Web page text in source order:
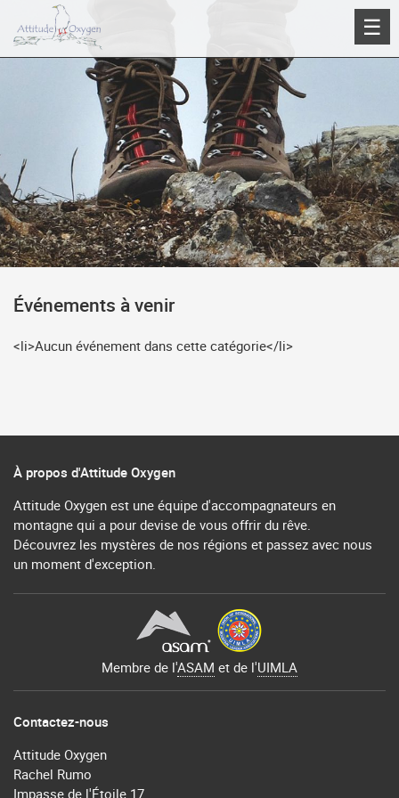
contenu
☰
Événements à venir
<li>Aucun événement dans cette catégorie</li>
À propos d'Attitude Oxygen
Attitude Oxygen est une équipe d'accompagnateurs en
montagne qui a pour devise de vous offrir du rêve.
Découvrez les mystères de nos régions et passez avec nous
un moment d'exception.
Membre de l'ASAM et de l'UIMLA
Contactez-nous
Attitude Oxygen
Rachel Rumo
Impasse de l'Étoile 17